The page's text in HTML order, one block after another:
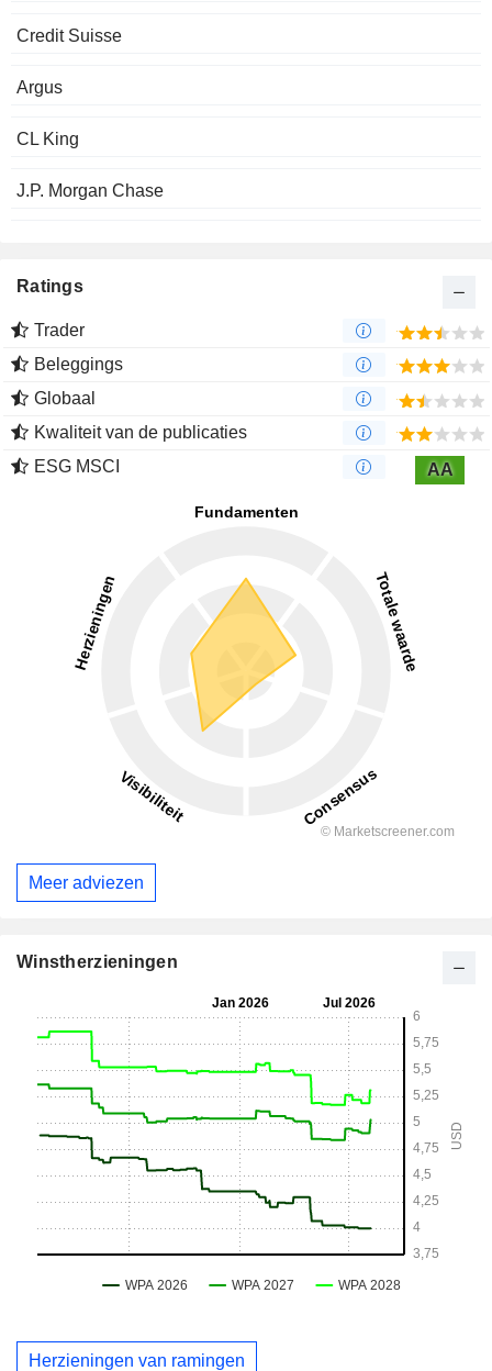
Credit Suisse
Argus
CL King
J.P. Morgan Chase
Ratings
Trader
Beleggings
Globaal
Kwaliteit van de publicaties
ESG MSCI
AA
Meer adviezen
Winstherzieningen
Herzieningen van ramingen